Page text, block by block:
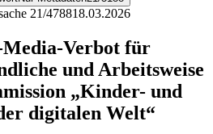
21/478818.03.2026
Media-Verbot für
und Arbeitsweise
„Kinder- und
digitalen Welt“